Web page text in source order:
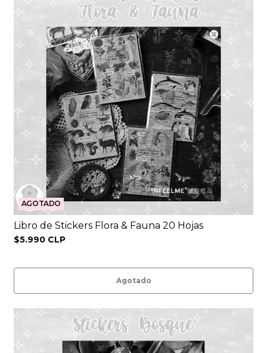
AGOTADO
Libro de Stickers Flora & Fauna 20 Hojas
$5.990 CLP
Agotado